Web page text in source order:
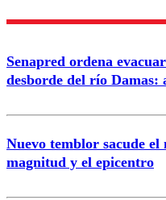
Correo
Senapred ordena
desborde del río Damas:
Nuevo temblor sacude
magnitud y el epicentro